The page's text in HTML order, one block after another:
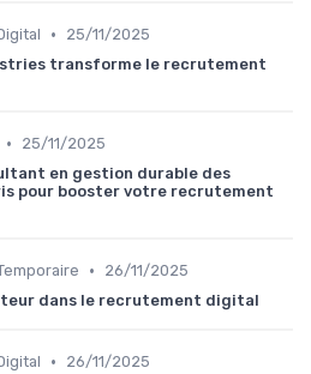
•
25/11/2025
transforme le recrutement
•
25/11/2025
en gestion durable des
pour booster votre recrutement
•
26/11/2025
dans le recrutement digital
•
26/11/2025